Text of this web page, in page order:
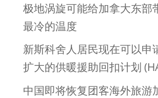
极地涡旋可能给加拿大东部
最冷的温度
新斯科舍人居民现在可以申
扩大的供暖援助回扣计划
中国即将恢复团客海外旅游